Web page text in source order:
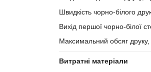
Швидкість чорно-білого
Вихід першої чорно-білої
Максимальний обсяг друку,
Витратні матеріали